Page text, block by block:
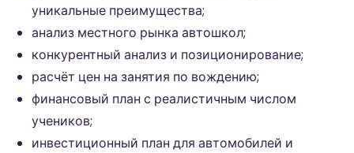
уникальные преимущества;
анализ местного рынка автошкол;
конкурентный анализ и позиционирование;
расчёт цен на занятия по вождению;
финансовый план с реалистичным числом
учеников;
инвестиционный план для автомобилей и